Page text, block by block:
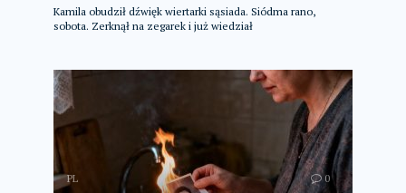
Kamila obudził dźwięk wiertarki sąsiada. Siódma rano,
sobota. Zerknął na zegarek i już wiedział
PL 0